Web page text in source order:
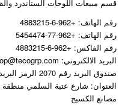
قسم مبيعات اللوحات الستاندرد
رقم الهاتف: +962-6-4883215
رقم الهاتف: +962-77-5454474
رقم الفاكس: +962-6-4883215
البريد الالكتروني: shop@tecogrp.com
صندوق البريد رقم 2070 الرمز البريدي 11181 عمان الأردن
مصانع الكسيح